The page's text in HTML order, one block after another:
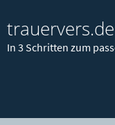
trauervers.de
In 3 Schritten zum